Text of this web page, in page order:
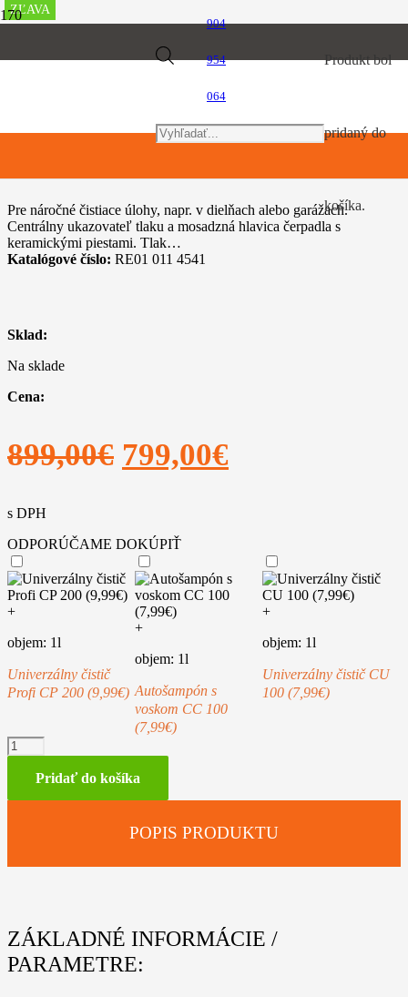
904
954
064
Products
search
Produktbol
pridaný do
košíka.
Vysokotlakové čističe
STIHL RE 170 PLUS
Pre náročné čistiace úlohy, napr. v dielňach alebo garážach.
Centrálny ukazovateľ tlaku a mosadzná hlavica čerpadla s
keramickými piestami. Tlak…
Katalógové číslo: RE01 011 4541
Sklad:
Na sklade
Cena:
899,00€ Pôvodná
bola:
899,00€.
799,00€
799,00€.
s DPH
ODPORÚČAME DOKÚPIŤ
+
objem: 1l
Univerzálny čistič
Profi CP 200 (9,99€)
+
objem: 1l
Autošampón s
voskom CC 100
(7,99€)
+
objem: 1l
Univerzálny čistič CU
100 (7,99€)
množstvo
STIHL
Pridať do košíka
POPIS PRODUKTU
ZÁKLADNÉ INFORMÁCIE /
PARAMETRE:
ZĽAVA
ZĽAVA
ZĽAVA
ZĽAVA
ZĽAVA